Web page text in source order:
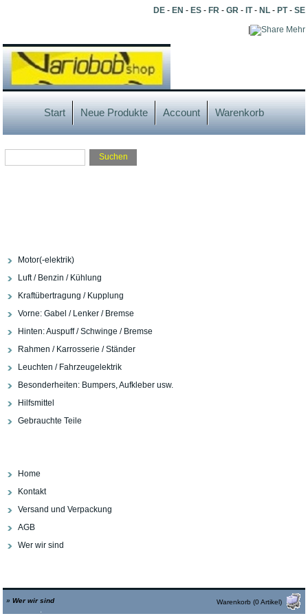
DE- EN - ES- FR- GR- IT- NL- PT- SE
Mehr
Start Neue Produkte Account Warenkorb
Motor(-elektrik)
Luft / Benzin / Kühlung
Kraftübertragung / Kupplung
Vorne: Gabel / Lenker / Bremse
Hinten: Auspuff / Schwinge / Bremse
Rahmen / Karrosserie / Ständer
Leuchten / Fahrzeugelektrik
Besonderheiten: Bumpers, Aufkleber usw.
Hilfsmittel
Gebrauchte Teile
Home
Kontakt
Versand und Verpackung
AGB
Wer wir sind
»Wer wir sind Warenkorb (0 Artikel)